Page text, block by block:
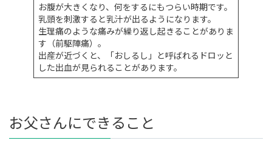
お腹が大きくなり、何をするにもつらい時期です。
乳頭を刺激すると乳汁が出るようになります。
生理痛のような痛みが繰り返し起きることがありま
す（前駆陣痛）。
出産が近づくと、「おしるし」と呼ばれるドロッと
した出血が見られることがあります。
お父さんにできること